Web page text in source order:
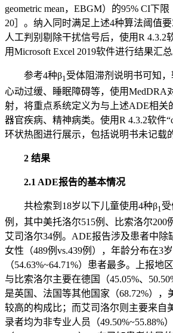
geometric mean，EBGM）的95% CI下
20］。纳入同时满足上述4种算法阈值
人工判别剔除干扰信号后，使用R 4.3.2
用Microsoft Excel 2019软件进行结果汇总
参考4种β1 受体阻滞剂说明书可知
心动过缓、睡眠障碍等，使用MedDRA
射，将重点系统定义为与上述ADE相关
器官疾病、精神病类。使用R 4.3.2软件
环状热图进行展示，包括说明书未记载
2 结果
2.1 ADE报告的基本情况
共检索到18岁以下儿童使用4种β1
例，其中美托洛尔515例、比索洛尔200
艾司洛尔34例。ADE报告涉及患者中除
女性（489例vs.439例），年龄分布在3
（54.63%~64.71%）患者最多。上报地
与比索洛尔主要在德国（45.05%、
是英国、法国等其他国家（68.72%），
较高的构成比；而艾司洛尔则主要来自
录者均为非专业人员（49.50%~55.88%